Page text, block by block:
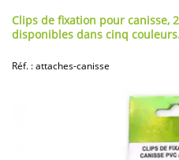
Clips de fixation pour canisse,
disponibles dans cinq
Réf. :attaches-canisse